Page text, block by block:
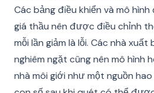
Các bảng điều khiển và mô
giá thầu nên được điều chỉnh
mỗi lần giảm là lỗi. Các nhà
nghiêm ngặt cũng nên mô hình
nhà môi giới như một nguồn